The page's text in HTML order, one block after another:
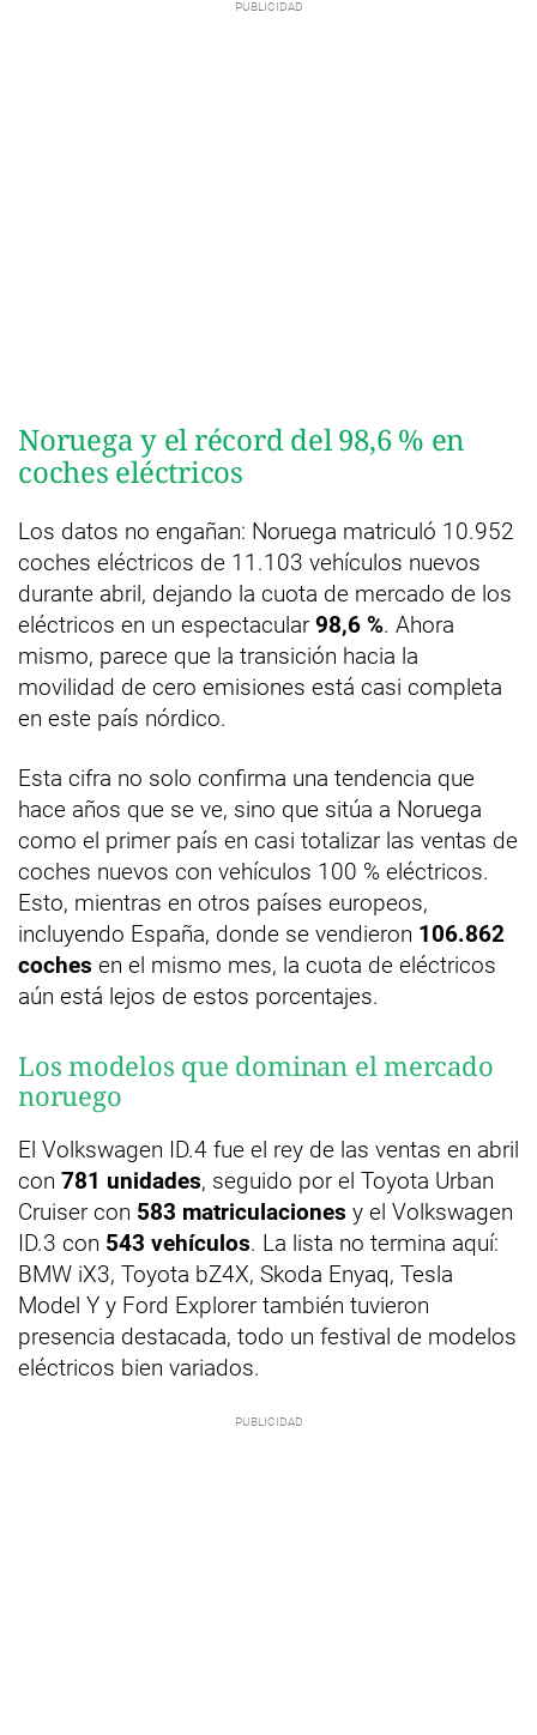
Noruega y el récord del 98,6 % en
coches eléctricos
Los datos no engañan: Noruega matriculó 10.952
coches eléctricos de 11.103 vehículos nuevos
durante abril, dejando la cuota de mercado de los
eléctricos en un espectacular 98,6 %. Ahora
mismo, parece que la transición hacia la
movilidad de cero emisiones está casi completa
en este país nórdico.
Esta cifra no solo confirma una tendencia que
hace años que se ve, sino que sitúa a Noruega
como el primer país en casi totalizar las ventas de
coches nuevos con vehículos 100 % eléctricos.
Esto, mientras en otros países europeos,
incluyendo España, donde se vendieron 106.862
coches en el mismo mes, la cuota de eléctricos
aún está lejos de estos porcentajes.
Los modelos que dominan el mercado
noruego
El Volkswagen ID.4 fue el rey de las ventas en abril
con 781 unidades, seguido por el Toyota Urban
Cruiser con 583 matriculaciones y el Volkswagen
ID.3 con 543 vehículos. La lista no termina aquí:
BMW iX3, Toyota bZ4X, Skoda Enyaq, Tesla
Model Y y Ford Explorer también tuvieron
presencia destacada, todo un festival de modelos
eléctricos bien variados.